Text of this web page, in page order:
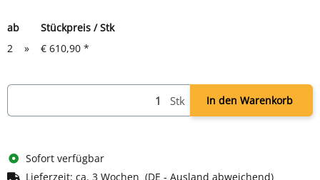
ab
Stückpreis / Stk
2
» € 610,90 *
Stk In den Warenkorb
Sofort verfügbar
Lieferzeit: ca. 3 Wochen (DE - Ausland abweichend)